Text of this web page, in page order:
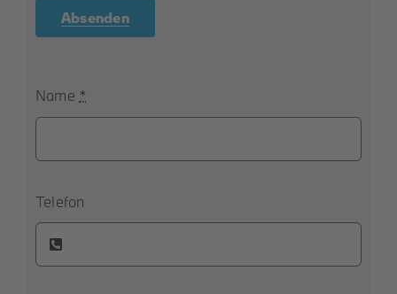
Absenden
Name *
Telefon